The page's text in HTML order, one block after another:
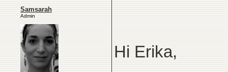
Samsarah
Admin
Hi Erika,